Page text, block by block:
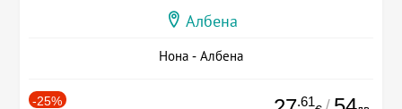
Албена
Нона - Албена
-25% .61 /